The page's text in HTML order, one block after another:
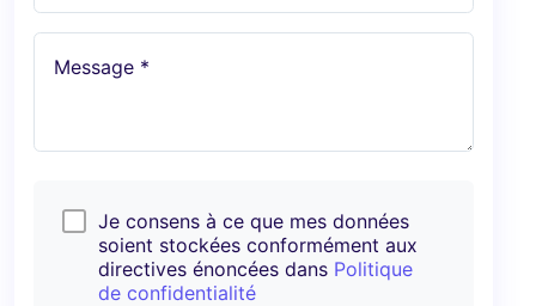
Message *
Je consens à ce que mes données
soient stockées conformément aux
directives énoncées dans Politique
de confidentialité